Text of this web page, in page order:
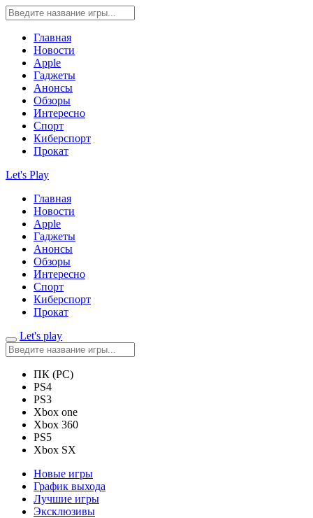
Главная
Новости
Apple
Гаджеты
Анонсы
Обзоры
Интересно
Спорт
Киберспорт
Прокат
Let's Play
Главная
Новости
Apple
Гаджеты
Анонсы
Обзоры
Интересно
Спорт
Киберспорт
Прокат
Let's play
ПК (PC)
PS4
PS3
Xbox one
Xbox 360
PS5
Xbox SX
Новые игры
График выхода
Лучшие игры
Эксклюзивы